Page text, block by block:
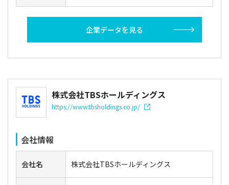
企業データを見る
株式会社TBSホールディングス
https://www.tbsholdings.co.jp/
会社情報
会社名 株式会社TBSホールディングス